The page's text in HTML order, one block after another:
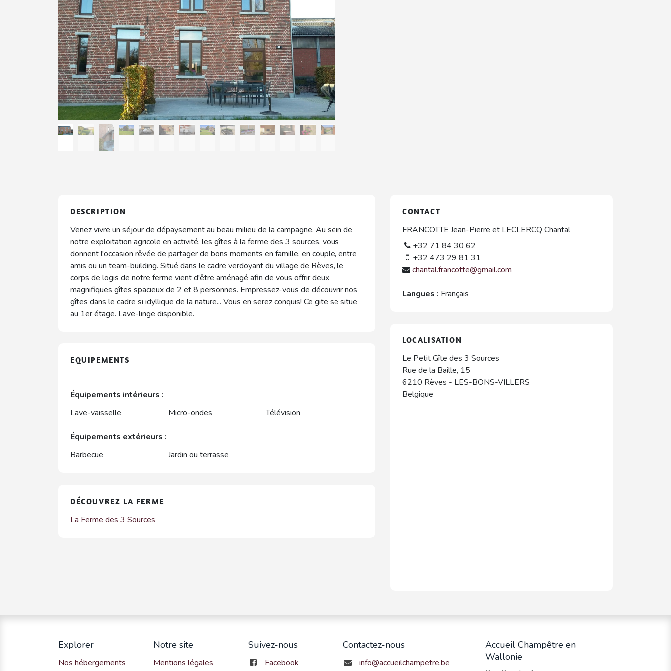
DESCRIPTION
Venez vivre un séjour de dépaysement au beau milieu de la campagne. Au sein de
notre exploitation agricole en activité, les gîtes à la ferme des 3 sources, vous
donnent l'occasion rêvée de partager de bons moments en famille, en couple, entre
amis ou un team-building. Situé dans le cadre verdoyant du village de Rèves, le
corps de logis de notre ferme vient d'être aménagé afin de vous offrir deux
magnifiques gîtes spacieux de 2 et 8 personnes. Empressez-vous de découvrir nos
gîtes dans le cadre si idyllique de la nature... Vous en serez conquis! Ce gite se situe
au 1er étage. Lave-linge disponible.
EQUIPEMENTS
Équipements intérieurs :
Lave-vaisselle
Micro-ondes Télévision
Équipements extérieurs :
Barbecue
Jardin ou terrasse
DÉCOUVREZ LA FERME
La Ferme des 3 Sources
CONTACT
FRANCOTTE Jean-Pierre et LECLERCQ Chantal
+32 71 84 30 62
+32 473 29 81 31
chantal.francotte@gmail.com
Langues : Français
LOCALISATION
Le Petit Gîte des 3 Sources
Rue de la Baille, 15
6210 Rèves - LES-BONS-VILLERS
Belgique
Explorer
Nos hébergements
Notre site
Mentions légales
Suivez-nous
Facebook
Contactez-nous
info@accueilchampetre.be
Accueil Champêtre en
Wallonie